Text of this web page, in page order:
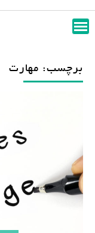
n
برچسب: مهارت